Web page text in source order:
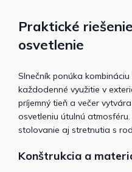
Praktické
osvetlenie
Slnečník ponúka
každodenné využitie v
príjemný tieň a večer
osvetleniu útulnú
stolovanie aj stretnutia s
Konštrukcia a